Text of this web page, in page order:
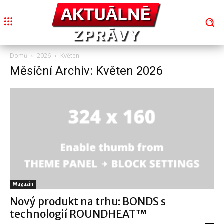
Domů 2026 Květen
Měsíční Archiv: Květen 2026
Magazín
Nový produkt na trhu: BONDS s
technologií ROUNDHEAT™